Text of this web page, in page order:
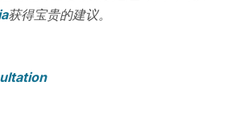
获得宝贵的建议。